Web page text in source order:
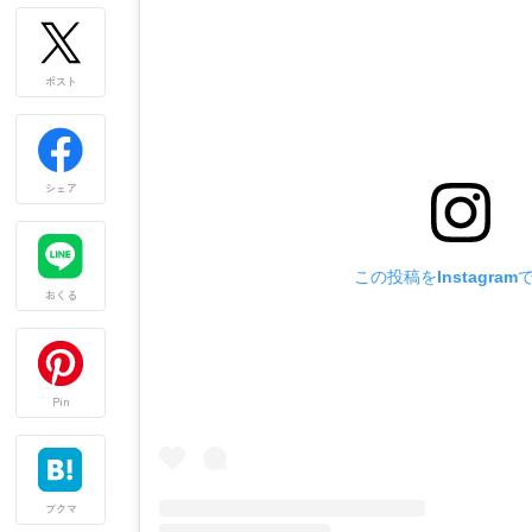
この投稿をInstagram
ポスト
シェア
おくる
Pin
ブクマ